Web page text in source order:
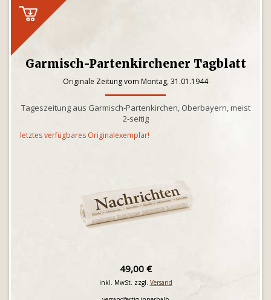
Garmisch-Partenkirchener Tagblatt
Originale Zeitung vom Montag, 31.01.1944
Tageszeitung aus Garmisch-Partenkirchen, Oberbayern, meist
2-seitig
letztes verfügbares Originalexemplar!
49,00 €
inkl. MwSt. zzgl. Versand